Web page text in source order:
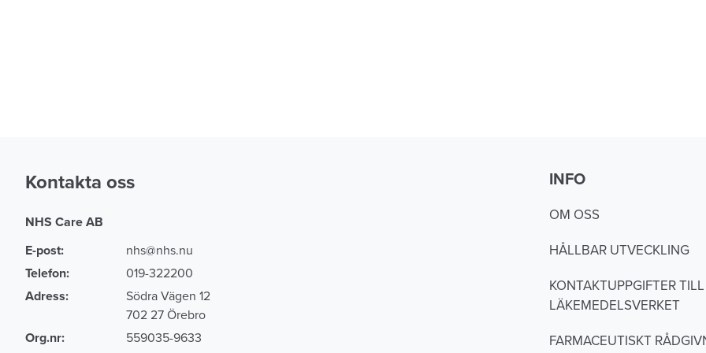
Kontakta oss
NHS Care AB
E-post:
nhs@nhs.nu
Telefon:
019-322200
Adress:
Södra Vägen 12
702 27 Örebro
Org.nr:
559035-9633
INFO
OM OSS
HÅLLBAR UTVECKLING
KONTAKTUPPGIFTER TILL
LÄKEMEDELSVERKET
FARMACEUTISKT